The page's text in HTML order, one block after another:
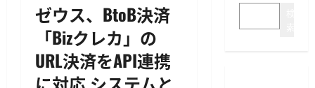
ゼウス、BtoB決済
「Bizクレカ」の
URL決済をAPI連携
に対応 システムと